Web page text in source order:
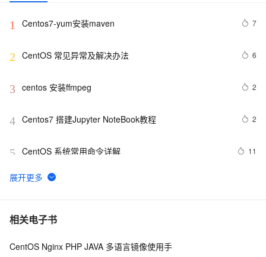
1 Centos7-yum安装maven 7
2 CentOS 常见异常及解决办法 6
3 centos 安装ffmpeg 2
4 Centos7 搭建Jupyter NoteBook教程 2
5 CentOS 系统常用命令详解 11
6 centos7.0环境下安装MySql_8.0.12
7 【clickhouse】在CentOS中离线安装clickhouse
8 Centos7 防火墙及端口查看命令，这些linux命令必须收藏
相关电子书
CentOS Nginx PHP JAVA 多语言镜像使用手